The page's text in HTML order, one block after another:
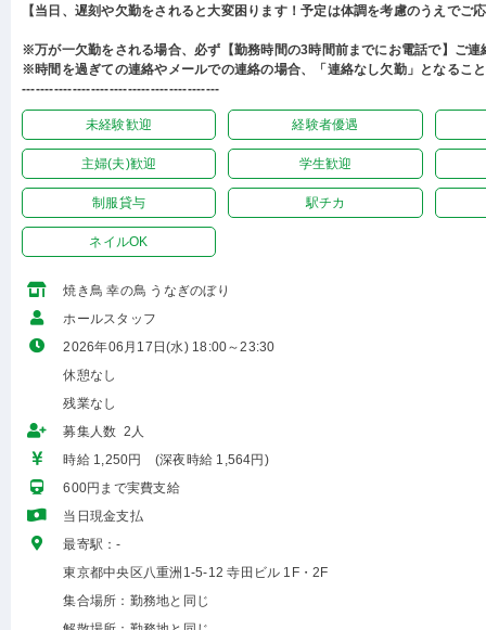
【当日、遅刻や欠勤をされると大変困ります！予定は体調を考慮のうえでご
※万が一欠勤をされる場合、必ず【勤務時間の3時間前までにお電話で】ご連
※時間を過ぎての連絡やメールでの連絡の場合、「連絡なし欠勤」となるこ
-------------------------------------------
未経験歓迎 経験者優遇
主婦(夫)歓迎 学生歓迎
制服貸与 駅チカ
ネイルOK
焼き鳥 幸の鳥 うなぎのぼり
ホールスタッフ
2026年06月17日(水) 18:00～23:30
休憩なし
残業なし
募集人数 2人
時給 1,250円 (深夜時給 1,564円)
600円まで実費支給
当日現金支払
最寄駅：-
東京都中央区八重洲1-5-12 寺田ビル 1F・2F
集合場所：勤務地と同じ